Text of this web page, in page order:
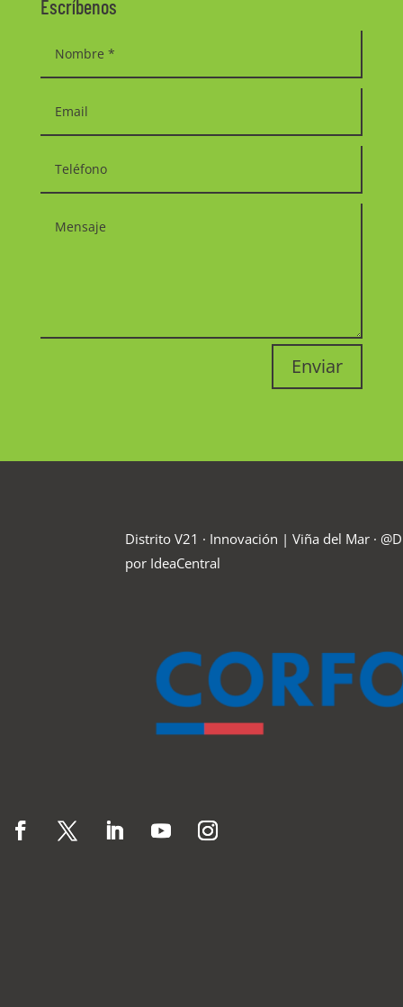
Escríbenos
Enviar
Distrito V21 · Innovación | Viña del Mar ·
por IdeaCentral